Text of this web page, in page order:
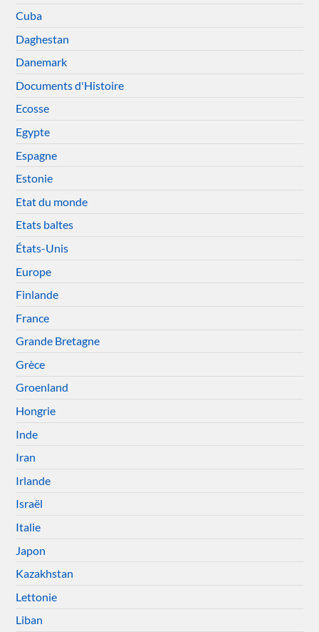
Cuba
Daghestan
Danemark
Documents d'Histoire
Ecosse
Egypte
Espagne
Estonie
Etat du monde
Etats baltes
États-Unis
Europe
Finlande
France
Grande Bretagne
Grèce
Groenland
Hongrie
Inde
Iran
Irlande
Israël
Italie
Japon
Kazakhstan
Lettonie
Liban